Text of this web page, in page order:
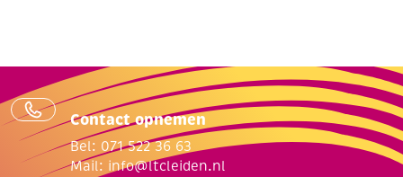
Contact opnemen
Bel: 071 522 36 63
Mail: info@ltcleiden.nl